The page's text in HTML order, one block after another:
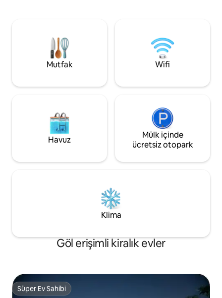
Mutfak Wifi
Havuz
Mülk içinde
ücretsiz otopark
Klima
Göl erişimli kiralık evler
Süper Ev Sahibi
Süper Ev Sahibi